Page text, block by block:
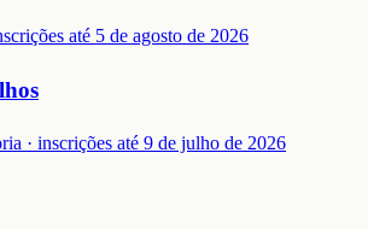
até 5 de agosto de 2026
· inscrições até 9 de julho de 2026